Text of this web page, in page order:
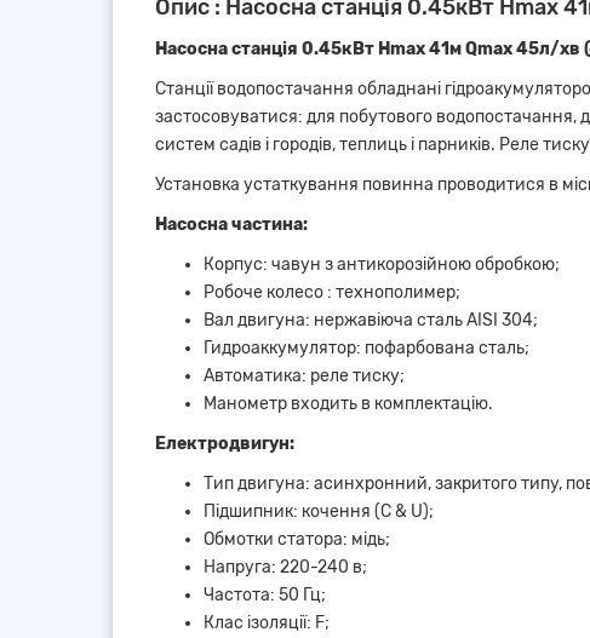
Опис : Насосна станція 0.45кВт Hmax
Насосна станція 0.45кВт Hmax 41м Qmax 45л/
Станції водопостачання обладнані
застосовуватися: для побутового водопостачання,
систем садів і городів, теплиць і парників. Реле
Установка устаткування повинна проводитися в
Насосна частина:
Корпус: чавун з антикорозійною обробкою;
Робоче колесо : технополимер;
Вал двигуна: нержавіюча сталь AISI 304;
Гидроаккумулятор: пофарбована сталь;
Автоматика: реле тиску;
Манометр входить в комплектацію.
Електродвигун:
Тип двигуна: асинхронний, закритого типу,
Підшипник: кочення (C & U);
Обмотки статора: мідь;
Напруга: 220-240 в;
Частота: 50 Гц;
Клас ізоляції: F;